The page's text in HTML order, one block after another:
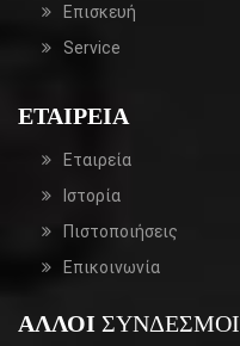
Επισκευή
Service
ΕΤΑΙΡΕΊΑ
Εταιρεία
Ιστορία
Πιστοποιήσεις
Επικοινωνία
ΆΛΛΟΙ ΣΎΝΔΕΣΜΟΙ